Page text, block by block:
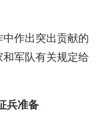
作出突出贡献的
军队有关规定给
兵准备